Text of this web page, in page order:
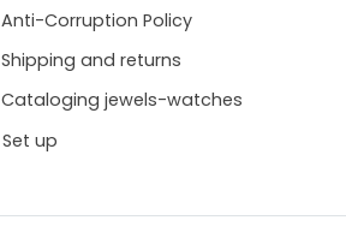
Anti-Corruption Policy
Shipping and returns
Cataloging jewels-watches
Set up